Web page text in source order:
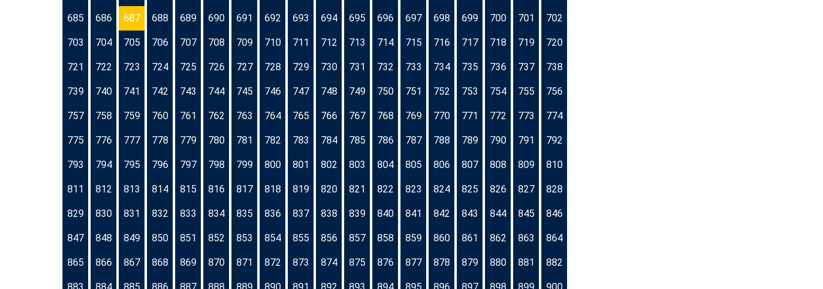
685 686 687 688 689 690 691 692 693 694 695 696 697 698 699 700 701 702
703 704 705 706 707 708 709 710 711 712 713 714 715 716 717 718 719 720
721 722 723 724 725 726 727 728 729 730 731 732 733 734 735 736 737 738
739 740 741 742 743 744 745 746 747 748 749 750 751 752 753 754 755 756
757 758 759 760 761 762 763 764 765 766 767 768 769 770 771 772 773 774
775 776 777 778 779 780 781 782 783 784 785 786 787 788 789 790 791 792
793 794 795 796 797 798 799 800 801 802 803 804 805 806 807 808 809 810
811 812 813 814 815 816 817 818 819 820 821 822 823 824 825 826 827 828
829 830 831 832 833 834 835 836 837 838 839 840 841 842 843 844 845 846
847 848 849 850 851 852 853 854 855 856 857 858 859 860 861 862 863 864
865 866 867 868 869 870 871 872 873 874 875 876 877 878 879 880 881 882